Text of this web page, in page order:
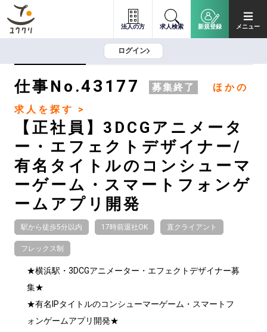
法人の方 求人検索 新規登録 メニュー
ログイン
仕事No.43177 募集終了
ほかの
求人を探す >
【正社員】3DCGアニメータ
ー・エフェクトデザイナー/
有名タイトルのコンシューマ
ーゲーム・スマートフォンゲ
ームアプリ開発
駅から徒歩5分以内 17時前退社OK 直クライアント
フレックス制
★横浜駅・3DCGアニメーター・エフェクトデザイナー募
集★
★有名IPタイトルのコンシューマーゲーム・スマートフ
ォンゲームアプリ開発★